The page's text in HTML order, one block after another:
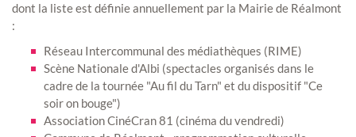
dont la liste est définie annuellement par la Mairie de Réalmont
:
Réseau Intercommunal des médiathèques (RIME)
Scène Nationale d'Albi (spectacles organisés dans le
cadre de la tournée "Au fil du Tarn" et du dispositif "Ce
soir on bouge")
Association CinéCran 81 (cinéma du vendredi)